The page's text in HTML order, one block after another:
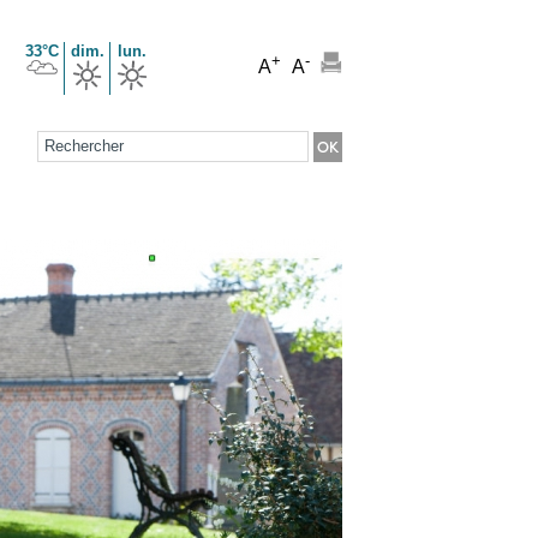
33°C dim. lun.
A+ A-
Formulaire de recherche